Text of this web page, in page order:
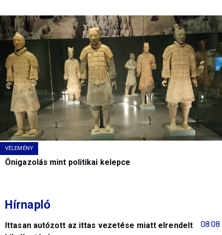
VÉLEMÉNY
Önigazolás mint politikai kelepce
Hírnapló
08:08
Ittasan autózott az ittas vezetése miatt elrendelt